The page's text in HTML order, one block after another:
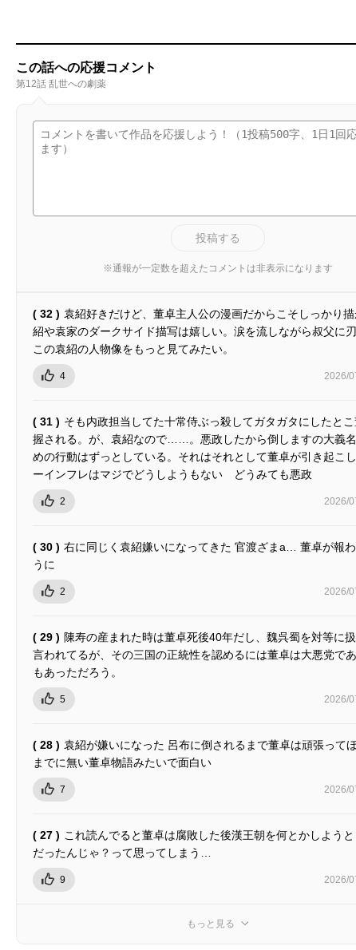
この話への応援コメント
第12話 乱世への劇薬
投稿する
※通報が一定数を超えたコメントは非表示になります
( 32 ) 袁紹好きだけど、董卓主人公の漫画だからこそしっかり
紹や袁家のダークサイド描写は嬉しい。涙を流しながら叔父に
この袁紹の人物像をもっと見てみたい。
4 2026/
( 31 ) そも内政担当してた十常侍ぶっ殺してガタガタにしたと
握される。が、袁紹なので……。悪政したから倒しますの大義
めの行動はずっとしている。それはそれとして董卓が引き起こ
ーインフレはマジでどうしようもない どうみても悪政
2 2026/
( 30 ) 右に同じく袁紹嫌いになってきた 官渡ざまa… 董卓が報
うに
2 2026/
( 29 ) 陳寿の産まれた時は董卓死後40年だし、魏呉蜀を対等に
言われてるが、その三国の正統性を認めるには董卓は大悪党で
もあっただろう。
5 2026/
( 28 ) 袁紹が嫌いになった 呂布に倒されるまで董卓は頑張って
までに無い董卓物語みたいで面白い
7 2026/
( 27 ) これ読んでると董卓は腐敗した後漢王朝を何とかしよう
だったんじゃ？って思ってしまう…
9 2026/
もっと見る